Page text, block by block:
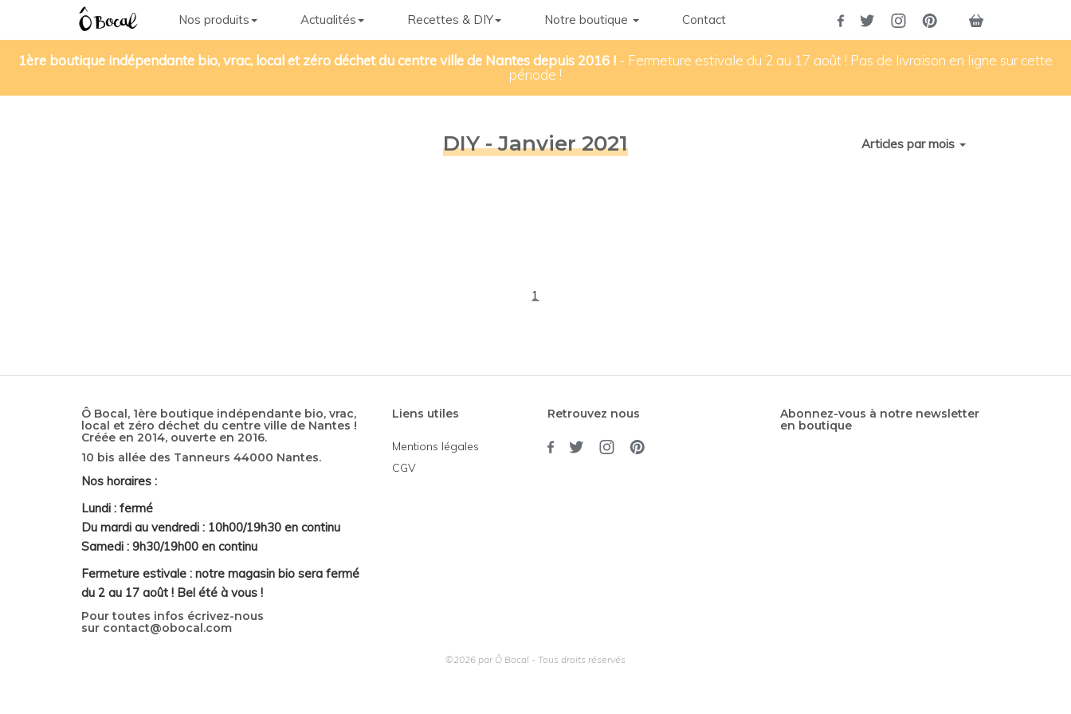
Nos produits Actualités Recettes & DIY Notre boutique Contact
1ère boutique indépendante bio, vrac, local et zéro déchet du centre ville de Nantes depuis 2016 ! - Fermeture estivale du 2 au 17 août ! Pas de livraison en ligne sur cette
période !
DIY - Janvier 2021 Articles par mois
1
Ô Bocal, 1ère boutique indépendante bio, vrac,
local et zéro déchet du centre ville de Nantes !
Créée en 2014, ouverte en 2016.
10 bis allée des Tanneurs 44000 Nantes.
Nos horaires :
Lundi : fermé
Du mardi au vendredi : 10h00/19h30 en continu
Samedi : 9h30/19h00 en continu
Fermeture estivale : notre magasin bio sera fermé
du 2 au 17 août ! Bel été à vous !
Pour toutes infos écrivez-nous
sur contact@obocal.com
Liens utiles
Mentions légales
CGV
Retrouvez nous
Abonnez-vous à notre newsletter
en boutique
©2026 par Ô Bocal - Tous droits réservés